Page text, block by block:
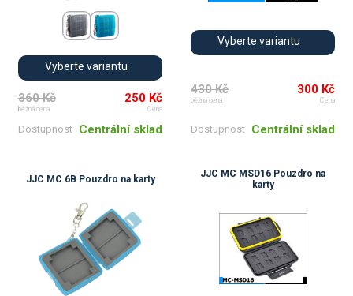
Vyberte variantu
360 Kč
běžná cena
250 Kč
Cena
Dostupnost Centrální sklad
Vyberte variantu
430 Kč
běžná cena
300 Kč
Cena
Dostupnost Centrální sklad
JJC MC 6B Pouzdro na karty
JJC MC MSD16 Pouzdro na
karty